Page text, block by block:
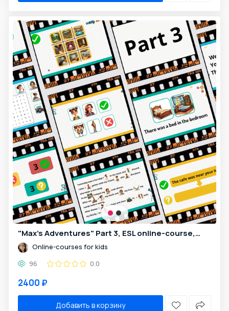
"Max's Adventures" Part 3, ESL online-course, 24 lessons for kids 6-11y.o.
Online-courses for kids
96
0.0
2400 ₽
Добавить в корзину